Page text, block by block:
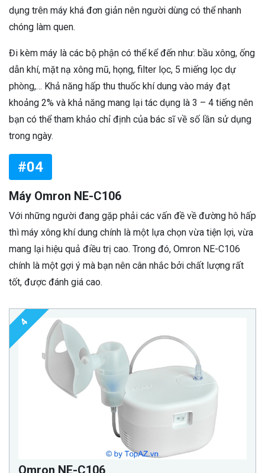
dụng trên máy khá đơn giản nên người dùng có thể nhanh
chóng làm quen.
Đi kèm máy là các bộ phận có thể kể đến như: bầu xông, ống
dẫn khí, mặt nạ xông mũ, họng, filter lọc, 5 miếng lọc dự
phòng,… Khả năng hấp thu thuốc khí dung vào máy đạt
khoảng 2% và khả năng mang lại tác dụng là 3 – 4 tiếng nên
bạn có thể tham khảo chỉ định của bác sĩ về số lần sử dụng
trong ngày.
#04
Máy Omron NE-C106
Với những người đang gặp phải các vấn đề về đường hô hấp
thì máy xông khí dung chính là một lựa chọn vừa tiện lợi, vừa
mang lại hiệu quả điều trị cao. Trong đó, Omron NE-C106
chính là một gợi ý mà bạn nên cân nhắc bởi chất lượng rất
tốt, được đánh giá cao.
4
Omron NE-C106